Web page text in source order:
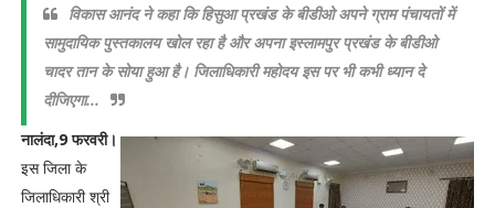
विकास आनंद ने कहा कि हिसुआ प्रखंड के बीडीओ अपने ग्राम पंचायतों में
सामुदायिक पुस्तकालय खोल रहा है और अपना इस्लामपुर प्रखंड के बीडीओ
चादर तान के सोया हुआ है। जिलाधिकारी महोदय इस पर भी कभी ध्यान दे
दीजिएगा...
नालंदा,9 फरवरी।
इस जिला के
जिलाधिकारी श्री